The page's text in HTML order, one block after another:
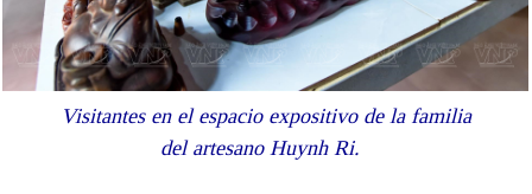
Visitantes en el espacio expositivo de la familia
del artesano Huynh Ri.